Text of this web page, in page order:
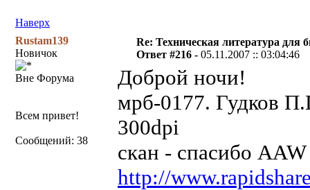
Наверх
Rustam139
Новичок
Вне Форума
Всем привет!
Сообщений: 38
Re: Техническая литература для
Ответ #216 -05.11.2007 :: 03:04:46
Доброй ночи!
мрб-0177. Гудков
300dpi
скан - спасибо
http://